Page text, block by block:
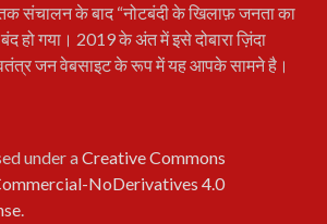
संचालन के बाद “नोटबंदी के खिलाफ़ जनता का
हो गया। 2019 के अंत में इसे दोबारा ज़िंदा
जन वेबसाइट के रूप में यह आपके सामने है।
under aCreative Commons
NoDerivatives 4.0
.